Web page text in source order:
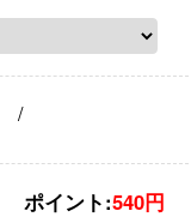
/
ポイント:540円